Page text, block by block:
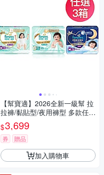
【幫寶適】2026全新一級幫 拉
拉褲/黏貼型/夜用褲型 多款任選
3箱
$3,699
券 贈品
加入購物車